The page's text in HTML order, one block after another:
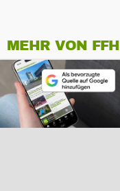
MEHR VON FFH